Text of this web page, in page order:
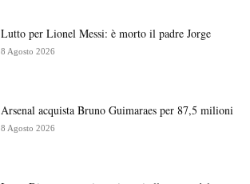
Lutto per Lionel Messi: è morto il padre Jorge
8 Agosto 2026
Arsenal acquista Bruno Guimaraes per 87,5 milioni
8 Agosto 2026